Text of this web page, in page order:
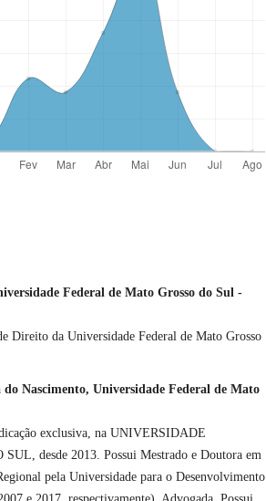
Federal de Mato Grosso do Sul -
Direito da Universidade Federal de Mato Grosso
Nascimento, Universidade Federal de Mato
exclusiva, na UNIVERSIDADE
desde 2013. Possui Mestrado e Doutora em
pela Universidade para o Desenvolvimento